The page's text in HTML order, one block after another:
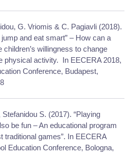
G. Vriomis & C. Pagiavli (2018).
and eat smart” – How can a
children’s willingness to change
physical activity. In EECERA 2018,
Conference, Budapest,
S. (2017). “Playing
be fun – An educational program
traditional games”. In EECERA
Education Conference, Bologna,